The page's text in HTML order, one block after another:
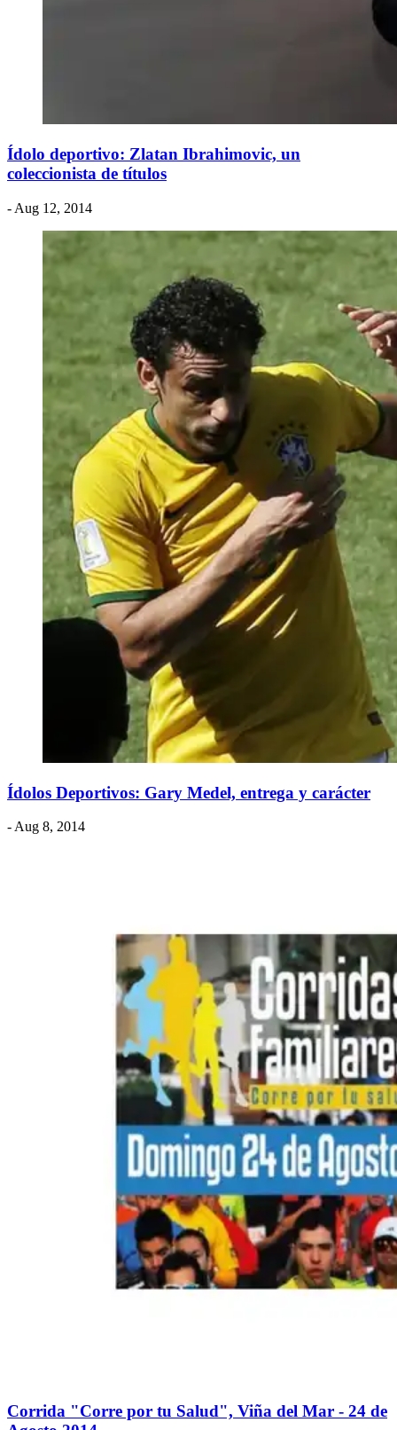
Ídolo deportivo: Zlatan Ibrahimovic, un
coleccionista de títulos
- Aug 12, 2014
Ídolos Deportivos: Gary Medel, entrega y carácter
- Aug 8, 2014
Corrida "Corre por tu Salud", Viña del Mar - 24 de